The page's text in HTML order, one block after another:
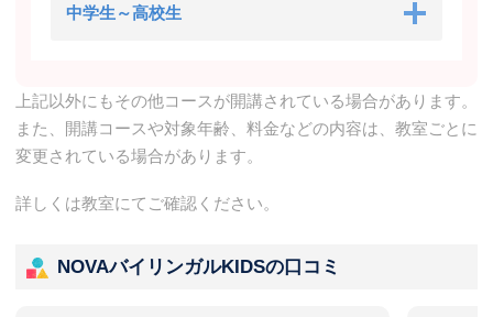
中学生～高校生
上記以外にもその他コースが開講されている場合があります。
また、開講コースや対象年齢、料金などの内容は、教室ごとに
変更されている場合があります。
詳しくは教室にてご確認ください。
NOVAバイリンガルKIDSの口コミ